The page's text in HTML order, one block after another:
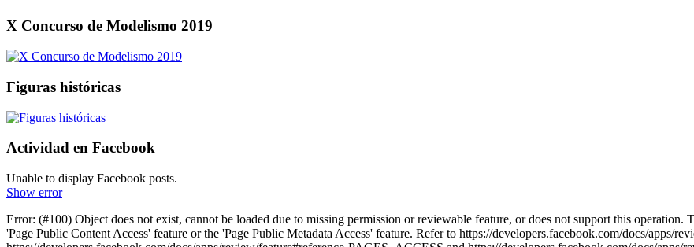
X Concurso de Modelismo 2019
Figuras históricas
Actividad en Facebook
Unable to display Facebook posts.
Show error
Error: (#100) Object does not exist, cannot be loaded due to missing permission or reviewable feature, or does not support this operation.
'Page Public Content Access' feature or the 'Page Public Metadata Access' feature. Refer to https://developers.facebook.com/docs/apps/